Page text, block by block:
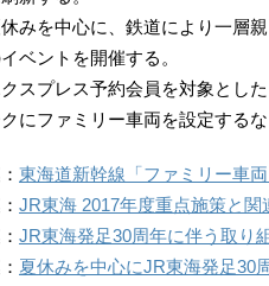
休みを中心に、鉄道により一層
ベントを開催する。
クスプレス予約会員を対象とし
クにファミリー車両を設定する
東海道新幹線「ファミリー車
JR東海 2017年度重点施策と
JR東海発足30周年に伴う取り
夏休みを中心にJR東海発足30